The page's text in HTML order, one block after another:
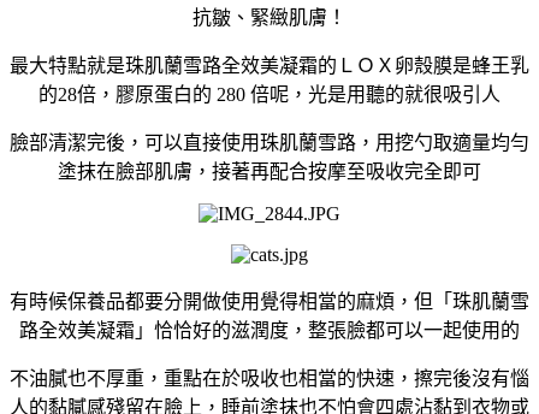
抗皺、緊緻肌膚！
最大特點就是珠肌蘭雪路全效美凝霜的ＬＯＸ卵殼膜是蜂王乳
的28倍，膠原蛋白的 280 倍呢，光是用聽的就很吸引人
臉部清潔完後，可以直接使用珠肌蘭雪路，用挖勺取適量均勻
塗抹在臉部肌膚，接著再配合按摩至吸收完全即可
有時候保養品都要分開做使用覺得相當的麻煩，但「珠肌蘭雪
路全效美凝霜」恰恰好的滋潤度，整張臉都可以一起使用的
不油膩也不厚重，重點在於吸收也相當的快速，擦完後沒有惱
人的黏膩感殘留在臉上， 睡前塗抹也不怕會四處沾黏到衣物或